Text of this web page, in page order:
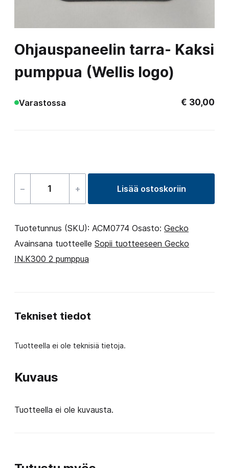
Ohjauspaneelin tarra- Kaksi
pumppua (Wellis logo)
Varastossa € 30,00
–
Kaksi
pumppua
(Wellis
+ Lisää ostoskoriin
Tuotetunnus (SKU): ACM0774 Osasto: Gecko
Avainsana tuotteelle Sopii tuotteeseen Gecko
IN.K300 2 pumppua
Kuvaus
Tuotteella ei ole kuvausta.
Tekniset tiedot
Tuotteella ei ole teknisiä tietoja.